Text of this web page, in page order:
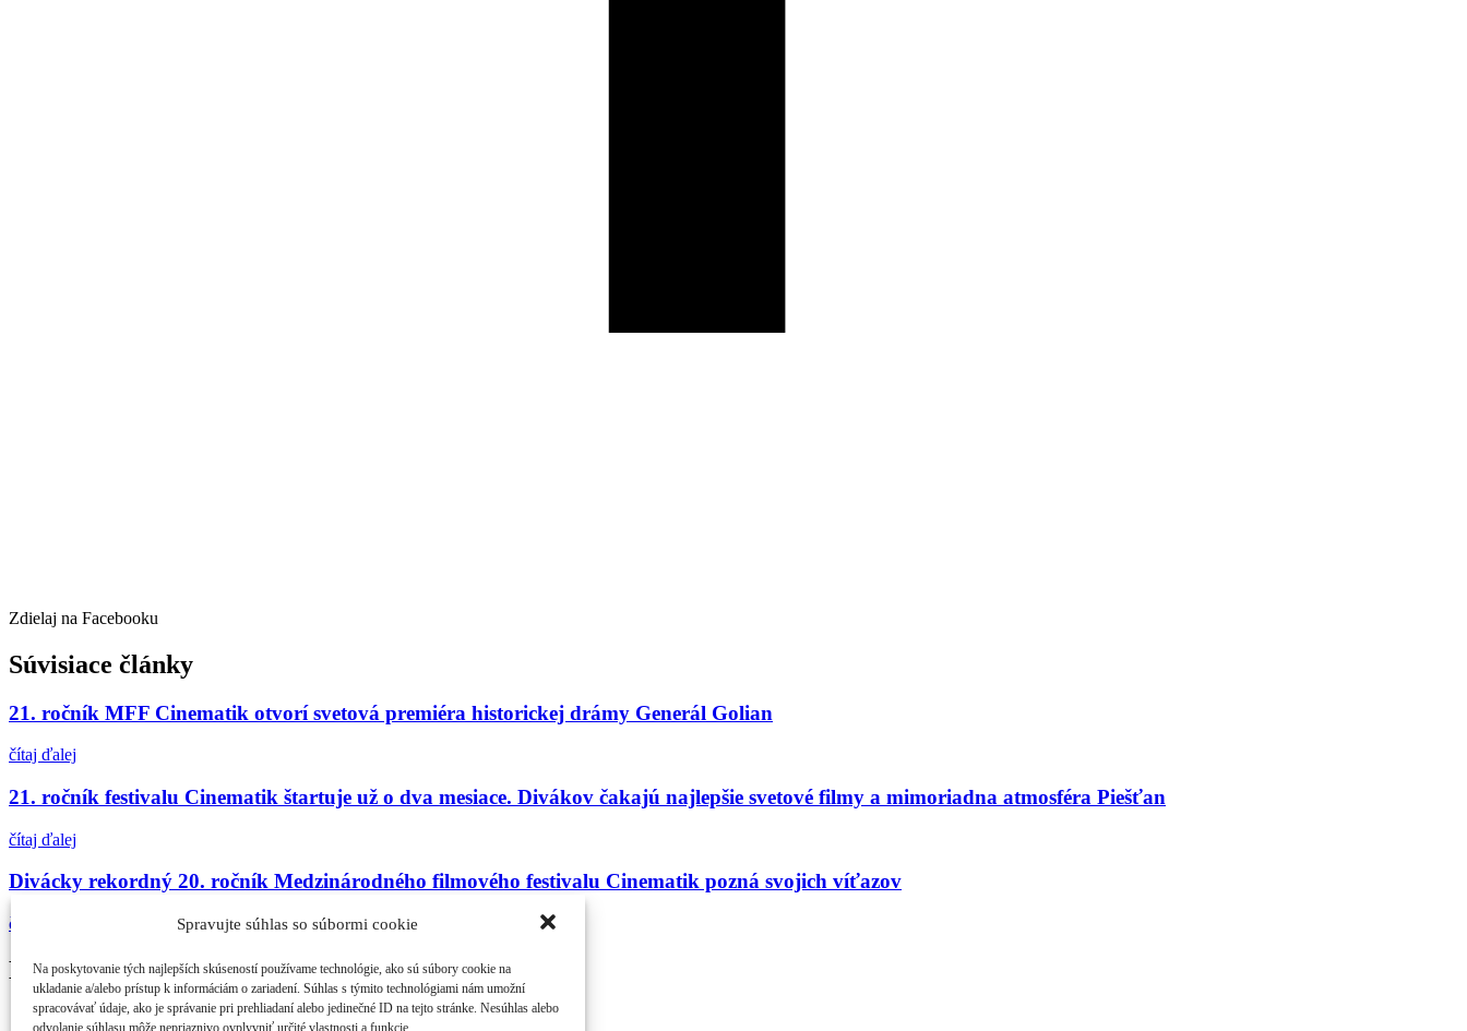
Spravujte súhlas so súbormi cookie
Na poskytovanie tých najlepších skúseností používame technológie, ako sú súbory cookie na
ukladanie a/alebo prístup k informáciám o zariadení. Súhlas s týmito technológiami nám umožní
spracovávať údaje, ako je správanie pri prehliadaní alebo jedinečné ID na tejto stránke. Nesúhlas alebo
odvolanie súhlasu môže nepriaznivo ovplyvniť určité vlastnosti a funkcie.
Zdielaj na Facebooku
Súvisiace články
21. ročník MFF Cinematik otvorí svetová premiéra historickej drámy Generál Golian
čítaj ďalej
21. ročník festivalu Cinematik štartuje už o dva mesiace. Divákov čakajú najlepšie svetové filmy a mimoriadna atmosféra Piešťan
čítaj ďalej
Divácky rekordný 20. ročník Medzinárodného filmového festivalu Cinematik pozná svojich víťazov
čítaj ďalej
Najčítanejšie
21. ročník MFF Cinematik otvorí svetová premi...